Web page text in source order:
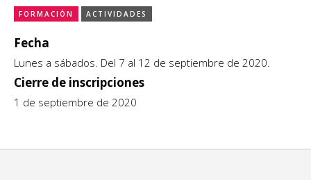
CCE en el interior/libros
Espacio itinerante de lectura infantil
Exposiciones
Formación
Género y Diversidad
Letras
FORMACIÓN ACTIVIDADES
Fecha
Lunes a sábados. Del 7 al 12 de septiembre de 2020.
Cierre de inscripciones
1 de septiembre de 2020